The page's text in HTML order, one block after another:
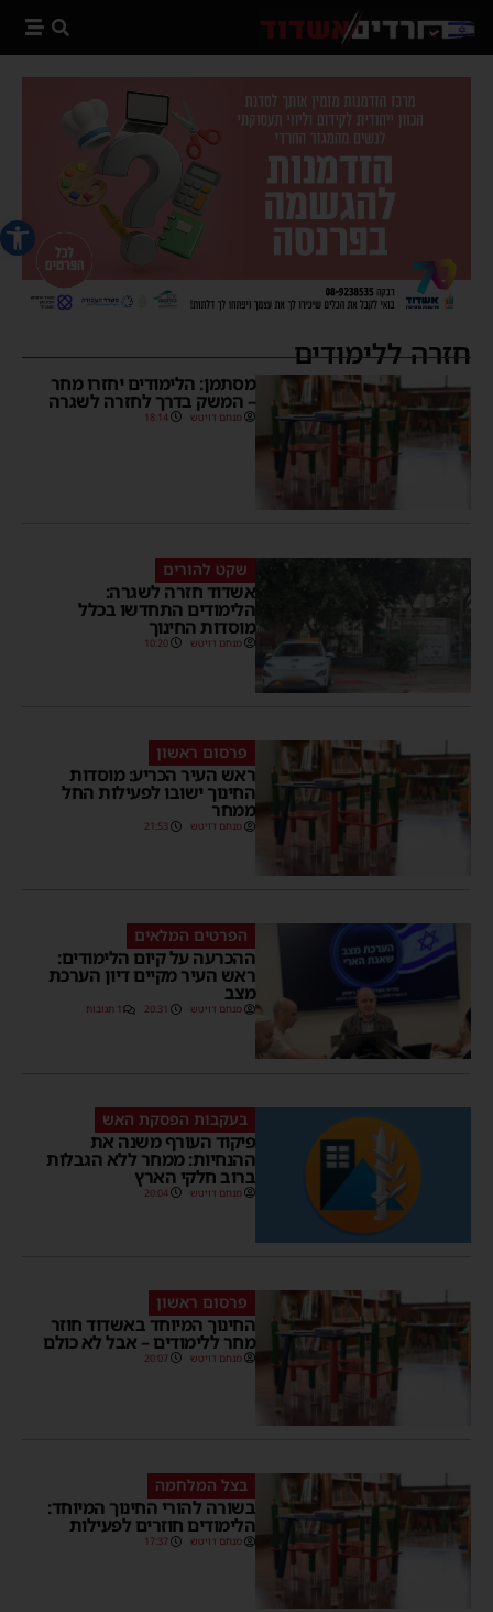
פתח
חזרה ללימודים
מסתמן: הלימודים יחזרו מחר
– המשק בדרך לחזרה לשגרה
מנחם דויטש 18:14
שקט להורים
אשדוד חזרה לשגרה:
הלימודים התחדשו בכלל
מוסדות החינוך
מנחם דויטש 10:20
פרסום ראשון
ראש העיר הכריע: מוסדות
החינוך ישובו לפעילות החל
ממחר
מנחם דויטש 21:53
הפרטים המלאים
ההכרעה על קיום הלימודים:
ראש העיר מקיים דיון הערכת
מצב
מנחם דויטש 20:31 1 תגובות
בעקבות הפסקת האש
פיקוד העורף משנה את
ההנחיות: ממחר ללא הגבלות
ברוב חלקי הארץ
מנחם דויטש 20:04
פרסום ראשון
החינוך המיוחד באשדוד חוזר
מחר ללימודים – אבל לא כולם
מנחם דויטש 20:07
בצל המלחמה
בשורה להורי החינוך המיוחד:
הלימודים חוזרים לפעילות
מנחם דויטש 17:37